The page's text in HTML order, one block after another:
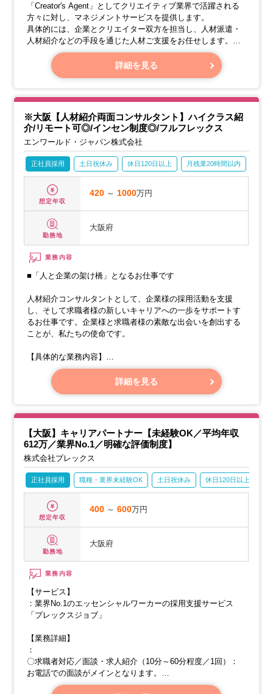
「Creator's Agent」としてクリエイティブ業界で活躍される
方々に対し、マネジメントサービスを提供します。
具体的には、企業とクリエイター双方を担当し、人材派遣・
人材紹介などの手段を通じた人材ご支援をお任せします。
＜対個人＞登録者に対し、ご経歴や希望職種の確認などのカ
ウンセリングを実施し、適性を考慮した求人のご紹介をして
す。
詳細を見る
※大阪【人材紹介両面コンサルタント】ハイクラス紹
介/リモート可◎/インセン制度◎/フルフレックス
エンワールド・ジャパン株式会社
正社員採用 土日祝休み 休日120日以上 月残業20時間以内
想定年収
420 ～1000万円
勤務地
大阪府
業務内容
■「人と企業の架け橋」となるお仕事です
人材紹介コンサルタントとして、企業様の採用活動を支援
し、そして求職者様の新しいキャリアへの一歩をサポートす
るお仕事です。企業様と求職者様の素敵な出会いを創出する
ことが、私たちの使命です。
【具体的な業務内容】
・新しい登録者様の獲得と、既存の登録者様へのきめ細やか
なフォローアップ（Candidate Sourcing, Candidate Update）
詳細を見る
【大阪】キャリアパートナー【未経験OK／平均年収
612万／業界No.1／明確な評価制度】
株式会社プレックス
正社員採用 職種・業界未経験OK 土日祝休み 休日120日以上
想定年収
400 ～600万円
勤務地
大阪府
業務内容
【サービス】
：業界No.1のエッセンシャルワーカーの採用支援サービス
「プレックスジョブ」
【業務詳細】
：
〇求職者対応／面談・求人紹介（10分～60分程度／1回）：
お電話での面談がメインとなります。
求職者フォロー：面接～入社まで対策などを通してフォロー